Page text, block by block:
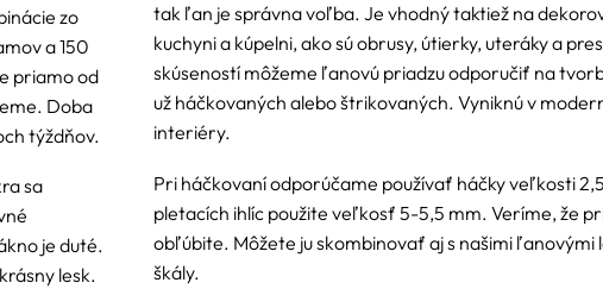
zo
a 150
priamo od
Doba
týždňov.
sa
je duté.
lesk.
tak ľan je správna voľba. Je vhodný taktiež na
kuchyni a kúpelni, ako sú obrusy, útierky, uteráky a
skúseností môžeme ľanovú priadzu odporučiť na
už háčkovaných alebo štrikovaných. Vyniknú v
interiéry.
Pri háčkovaní odporúčame používať háčky veľkosti
pletacích ihlíc použite veľkosť 5-5,5 mm. Veríme, že
obľúbite. Môžete ju skombinovať aj s našimi
škály.